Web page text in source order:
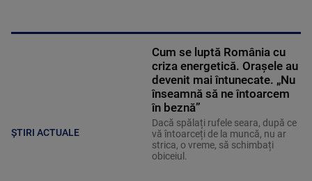
ȘTIRI ACTUALE
Cum se luptă România cu
criza energetică. Orașele au
devenit mai întunecate. „Nu
înseamnă să ne întoarcem
în beznă”
Dacă spălați rufele seara, după ce
vă întoarceți de la muncă, nu ar
strica, o vreme, să schimbați
obiceiul.